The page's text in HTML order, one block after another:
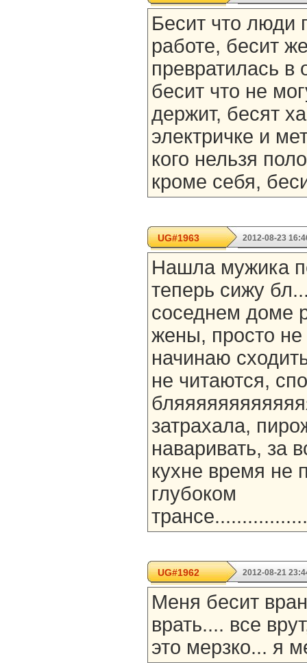
Бесит что люди
работе, бесит
превратилась
бесит что не
держит, бесят
электричке и
кого нельзя
кроме себя,
UG#1963 2012-08-23
Нашла мужика
теперь сижу
соседнем доме
жены, просто
начинаю
не читаются,
затрахала,
наваривать, за
кухне время не
глубоком
UG#1962 2012-08-21
Меня бесит
врать.... все
это мерзко... я